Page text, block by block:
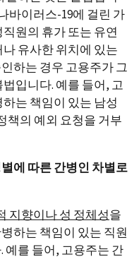
바이러스-19에 걸린 가
원의 휴가 또는 유연
유사한 위치에 있는
하는 경우 고용주가 그
입니다. 예를 들어, 고
는 책임이 있는 남성
책의 예외 요청을 거부
에 따른 간병인 차별로
지향이나 성 정체성을
하는 책임이 있는 직원
예를 들어, 고용주는 간